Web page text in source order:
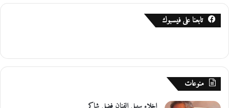
تابعنا على فيسبوك
منوعات